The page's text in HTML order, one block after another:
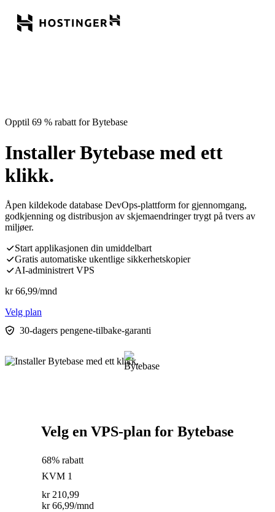
Opptil 69 % rabatt for Bytebase
Installer Bytebase med ett
klikk.
Åpen kildekode database DevOps-plattform for gjennomgang,
godkjenning og distribusjon av skjemaendringer trygt på tvers av
miljøer.
Start applikasjonen din umiddelbart
Gratis automatiske ukentlige sikkerhetskopier
AI-administrert VPS
kr 66,99/mnd
Velg plan
30-dagers pengene-tilbake-garanti
Velg en VPS-plan for Bytebase
68% rabatt
KVM 1
kr 210,99
kr 66,99/mnd